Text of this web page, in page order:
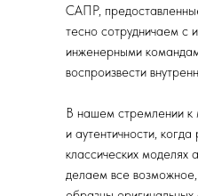
САПР,
тесно сотрудничаем с
инженерными
воспроизвести
В нашем стремлении к
и аутентичности, когда
классических моделях
делаем все